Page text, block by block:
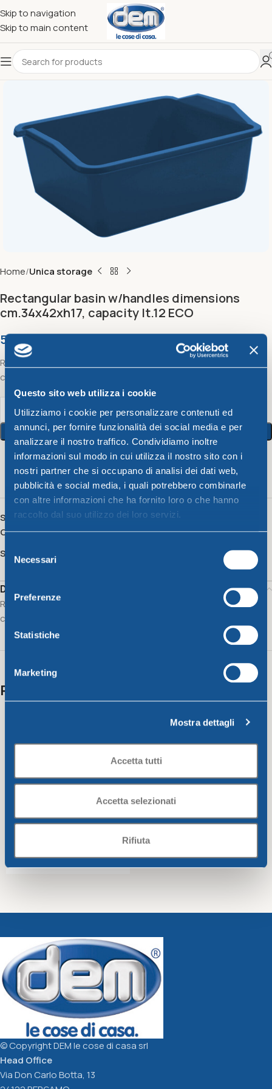
Questo sito web utilizza i cookie
Utilizziamo i cookie per personalizzare contenuti ed
annunci, per fornire funzionalità dei social media e per
analizzare il nostro traffico. Condividiamo inoltre
informazioni sul modo in cui utilizza il nostro sito con i
nostri partner che si occupano di analisi dei dati web,
pubblicità e social media, i quali potrebbero combinarle
con altre informazioni che ha fornito loro o che hanno
raccolto dal suo utilizzo dei loro servizi.
delNecessari
Preferenze
Statistiche
Marketing
Mostra dettagli
Accetta tutti
Accetta selezionati
Rifiuta
Skip to navigation
Skip to main content
Home Unica storage
Rectangular basin w/handles dimensions
cm.34x42xh17, capacity lt.12 ECO
5,11€
Rectangular basin w/handles dimensions cm.34x42xh17,
capacity lt.12 ECO
Add To Cart
19 People watching this product now!
SKU:12292
Category:Unica storage
Share:
Description
Rectangular basin w/handles dimensions cm.34x42xh17,
capacity lt.12 ECO
Related products
Unica storage
17,95€
Select Options
SOLD OUT
1,80
Read More
© Copyright DEM le cose di casa srl
Head Office
Via Don Carlo Botta, 13